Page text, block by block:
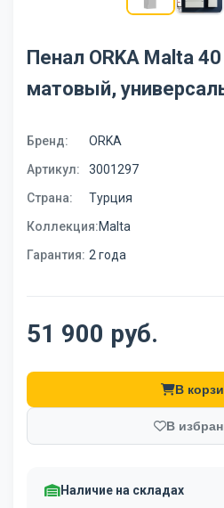
Пенал ORKA Malta
матовый,
Бренд:
ORKA
Артикул:
3001297
Страна:
Турция
Коллекция:Malta
Гарантия: 2 года
51 900 руб.
В
В
Наличие на складах